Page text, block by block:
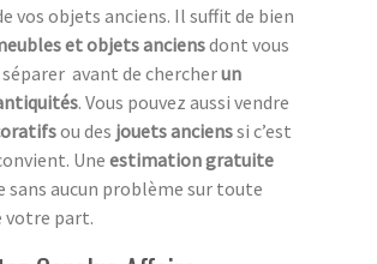
vos objets anciens. Il suffit de bien
et objets anciensdont vous
avant de chercherun
. Vous pouvez aussi vendre
ou des jouets ancienssi c’est
Une estimation gratuite
sans aucun problème sur toute
votre part.